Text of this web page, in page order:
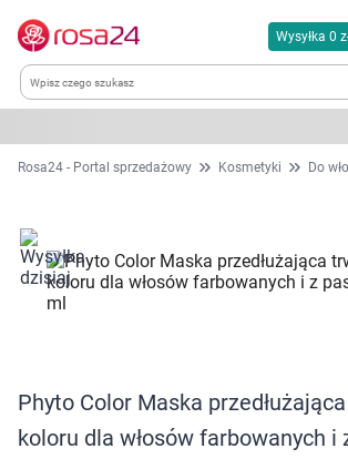
Wysyłka 0
Kategorie
Dla zwierząt
Kobieta w ciąży i mama
Rosa24 - Portal sprzedażowy Kosmetyki Do
Phyto Color Maska
koloru dla włosów farbowanych i